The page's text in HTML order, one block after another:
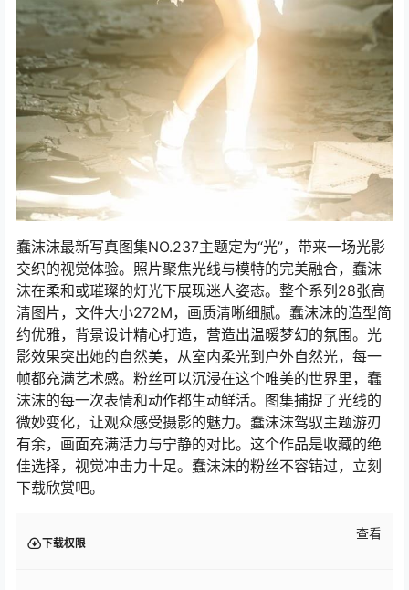
蠢沫沫最新写真图集NO.237主题定为“光”，带来一场光影
交织的视觉体验。照片聚焦光线与模特的完美融合，蠢沫
沫在柔和或璀璨的灯光下展现迷人姿态。整个系列28张高
清图片，文件大小272M，画质清晰细腻。蠢沫沫的造型简
约优雅，背景设计精心打造，营造出温暖梦幻的氛围。光
影效果突出她的自然美，从室内柔光到户外自然光，每一
帧都充满艺术感。粉丝可以沉浸在这个唯美的世界里，蠢
沫沫的每一次表情和动作都生动鲜活。图集捕捉了光线的
微妙变化，让观众感受摄影的魅力。蠢沫沫驾驭主题游刃
有余，画面充满活力与宁静的对比。这个作品是收藏的绝
佳选择，视觉冲击力十足。蠢沫沫的粉丝不容错过，立刻
下载欣赏吧。
下载权限
查看